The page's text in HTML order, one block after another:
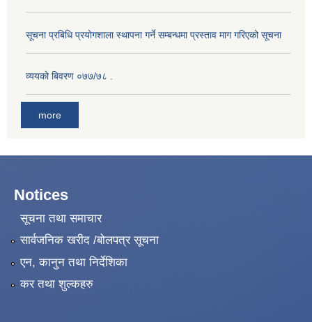
सूचना प्रबिधि प्रयोगशाला स्थापना गर्ने सम्बन्धमा प्रस्ताव माग गरिएको सूचना
व्ययको बिवरण ०७७/७८ .
more
Notices
सूचना तथा समाचार
सार्वजनिक खरीद /बोलपत्र सूचना
एन, कानुन तथा निर्देशिका
कर तथा शुल्कहरु